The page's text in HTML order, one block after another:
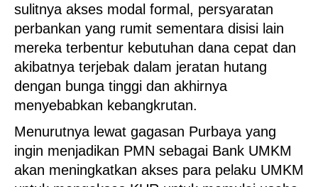
sulitnya akses modal formal, persyaratan
perbankan yang rumit sementara disisi lain
mereka terbentur kebutuhan dana cepat dan
akibatnya terjebak dalam jeratan hutang
dengan bunga tinggi dan akhirnya
menyebabkan kebangkrutan.
Menurutnya lewat gagasan Purbaya yang
ingin menjadikan PMN sebagai Bank UMKM
akan meningkatkan akses para pelaku UMKM